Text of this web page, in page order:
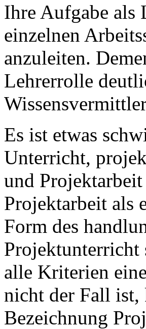
Ihre Aufgabe als
einzelnen
anzuleiten.
Lehrerrolle
Es ist etwas
Unterricht,
und
Projektarbeit als
Form des
Projektunterricht
alle Kriterien
nicht der Fall ist,
Bezeichnung